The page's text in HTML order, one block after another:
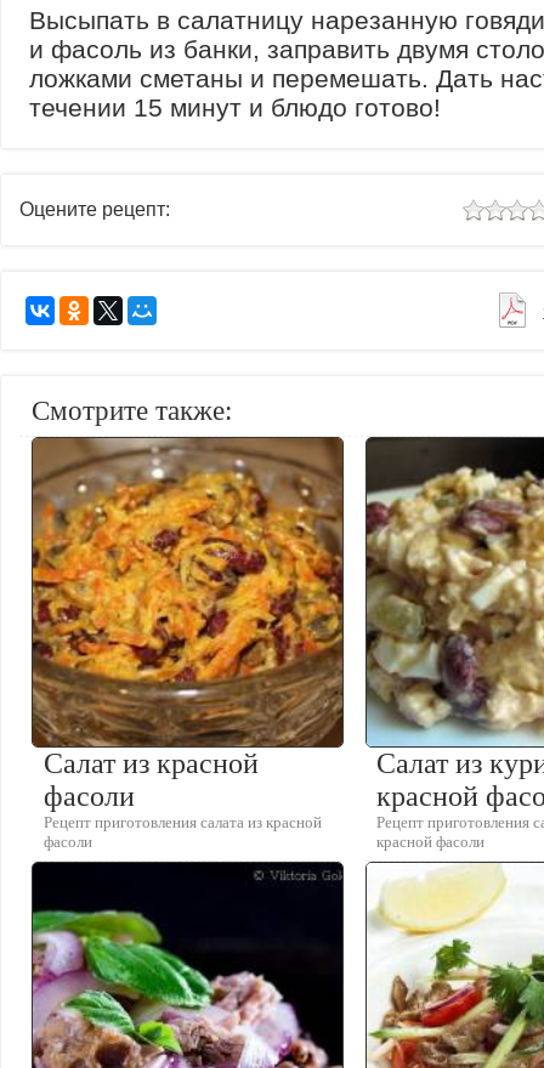
Высыпать в салатницу нарезанную
и фасоль из банки, заправить двумя
ложками сметаны и перемешать. Дать
течении 15 минут и блюдо готово!
Оцените рецепт:
Смотрите также:
Салат из красной
фасоли
Рецепт приготовления салата из красной
фасоли
Салат из
красной
Рецепт приготовления
красной фасоли